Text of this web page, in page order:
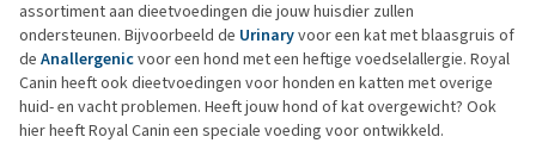
assortiment aan dieetvoedingen die jouw huisdier zullen
ondersteunen. Bijvoorbeeld de Urinaryvoor een kat met blaasgruis of
de Anallergenicvoor een hond met een heftige voedselallergie. Royal
Canin heeft ook dieetvoedingen voor honden en katten met overige
huid- en vacht problemen. Heeft jouw hond of kat overgewicht? Ook
hier heeft Royal Canin een speciale voeding voor ontwikkeld.